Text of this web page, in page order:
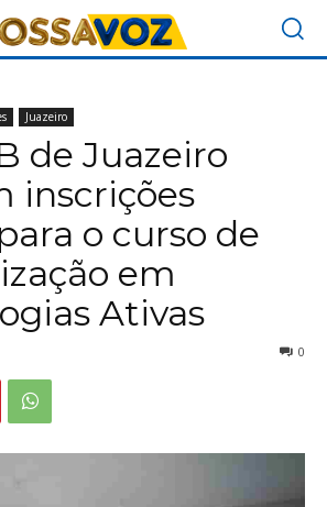
Juazeiro
de Juazeiro
inscrições
o curso de
em
Ativas
0